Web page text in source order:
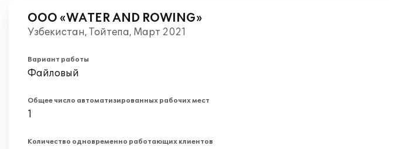
ООО «WATER AND ROWING»
Узбекистан, Тойтепа, Март 2021
Вариант работы
Файловый
Общее число автоматизированных рабочих мест
1
Количество одновременно работающих клиентов